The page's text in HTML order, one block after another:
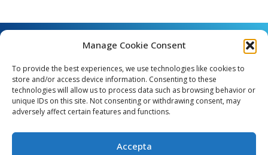
Manage Cookie Consent
To provide the best experiences, we use technologies like cookies to
store and/or access device information. Consenting to these
technologies will allow us to process data such as browsing behavior or
unique IDs on this site. Not consenting or withdrawing consent, may
adversely affect certain features and functions.
Accepta
Angel Guimerà, 8 - 08289 Copons
e_mail: copons@copons.cat